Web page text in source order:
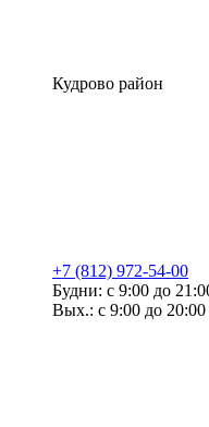
Кудрово район
+7 (812) 972-54-00
Будни: с 9:00 до
Вых.: с 9:00 до 20:00